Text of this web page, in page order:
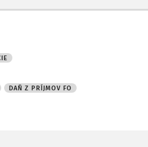
DAŇ Z PRÍJMOV FO